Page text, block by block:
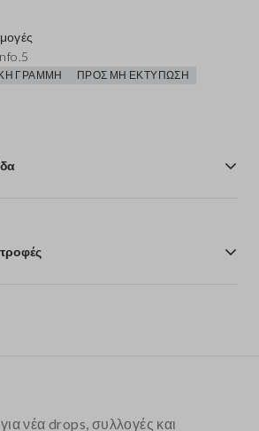
ΓΡΑΜΜΉ ΠΡΟΣ ΜΗ ΕΚΤΎΠΩΣΗ
νέα drops, συλλογές και